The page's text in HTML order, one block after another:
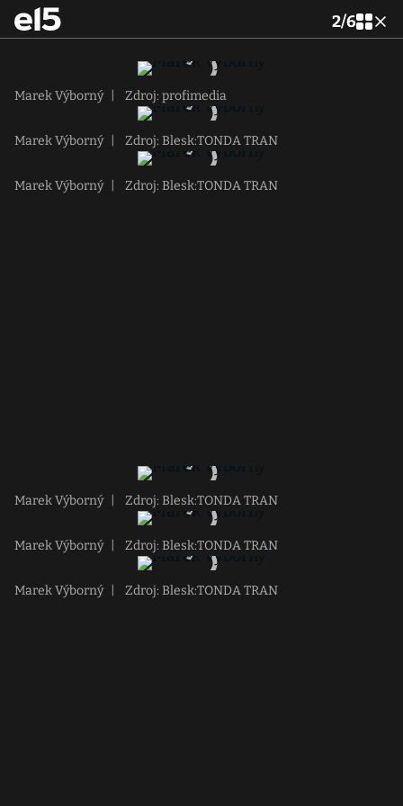
2/6
Marek Výborný Zdroj: profimedia
Marek Výborný Zdroj: Blesk:TONDA TRAN
Marek Výborný Zdroj: Blesk:TONDA TRAN
Marek Výborný Zdroj: Blesk:TONDA TRAN
Marek Výborný Zdroj: Blesk:TONDA TRAN
Marek Výborný Zdroj: Blesk:TONDA TRAN